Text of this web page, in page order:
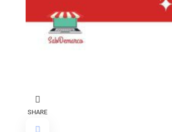
SHARE